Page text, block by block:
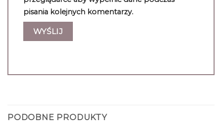
pisania kolejnych komentarzy.
PODOBNE PRODUKTY